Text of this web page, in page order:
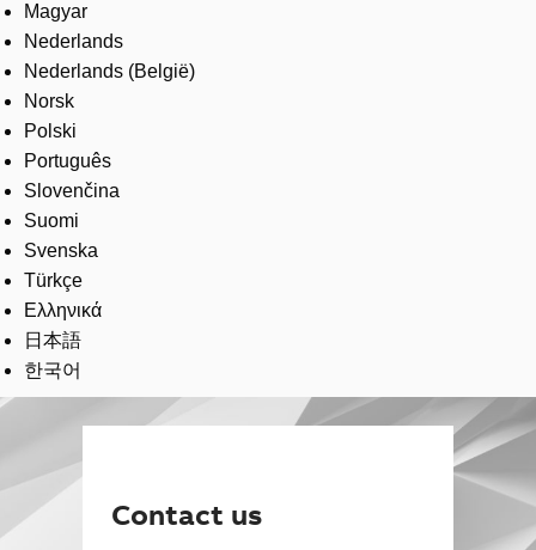
Magyar
Nederlands
Nederlands (België)
Norsk
Polski
Português
Slovenčina
Suomi
Svenska
Türkçe
Ελληνικά
日本語
한국어
Contact us